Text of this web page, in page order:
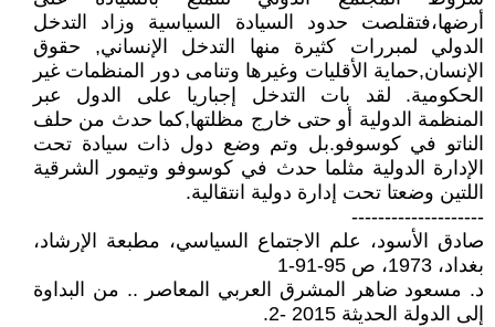
أرضها،فتقلصت حدود السيادة السياسية وزاد التدخل
الدولي لمبررات كثيرة منها التدخل الإنساني, حقوق
الإنسان,حماية الأقليات وغيرها وتنامى دور المنظمات غير
الحكومية. لقد بات التدخل إجباريا على الدول عبر
المنظمة الدولية أو حتى خارج مظلتها,كما حدث من حلف
الناتو في كوسوفو.بل وتم وضع دول ذات سيادة تحت
الإدارة الدولية مثلما حدث في كوسوفو وتيمور الشرقية
اللتين وضعتا تحت إدارة دولية انتقالية.
--------------------
صادق الأسود، علم الاجتماع السياسي، مطبعة الإرشاد،
بغداد، 1973، ص 95-91-1
د. مسعود ضاهر المشرق العربي المعاصر .. من البداوة
إلى الدولة الحديثة 2015 -2.